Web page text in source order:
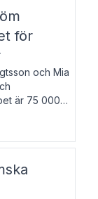
för
och Mia
är 75 000
är författare